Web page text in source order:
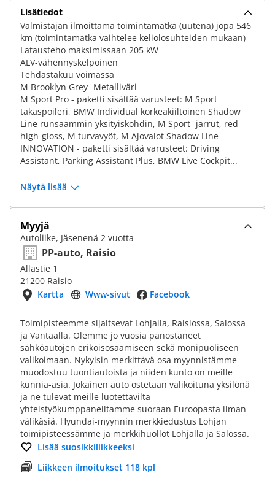
Lisätiedot
Valmistajan ilmoittama toimintamatka (uutena) jopa 546
km (toimintamatka vaihtelee keliolosuhteiden mukaan)
Latausteho maksimissaan 205 kW
ALV-vähennyskelpoinen
Tehdastakuu voimassa
M Brooklyn Grey -Metalliväri
M Sport Pro - paketti sisältää varusteet: M Sport
takaspoileri, BMW Individual korkeakiiltoinen Shadow
Line runsaammin yksityiskohdin, M Sport -jarrut, red
high-gloss, M turvavyöt, M Ajovalot Shadow Line
INNOVATION - paketti sisältää varusteet: Driving
Assistant, Parking Assistant Plus, BMW Live Cockpit...
Näytä lisää
Myyjä
Autoliike, Jäsenenä 2 vuotta
PP-auto, Raisio
Allastie 1
21200 Raisio
Kartta
Www-sivut Facebook
Toimipisteemme sijaitsevat Lohjalla, Raisiossa, Salossa
ja Vantaalla. Olemme jo vuosia panostaneet
sähköautojen erikoisosaamiseen sekä monipuoliseen
valikoimaan. Nykyisin merkittävä osa myynnistämme
muodostuu tuontiautoista ja niiden kunto on meille
kunnia-asia. Jokainen auto ostetaan valikoituna yksilönä
ja ne tulevat meille luotettavilta
yhteistyökumppaneiltamme suoraan Euroopasta ilman
välikäsiä. Hyundai-myynnin merkkiedustus Lohjan
toimipisteessämme ja merkkihuollot Lohjalla ja Salossa.
Lisää suosikkiliikkeeksi
Liikkeen ilmoitukset 118 kpl